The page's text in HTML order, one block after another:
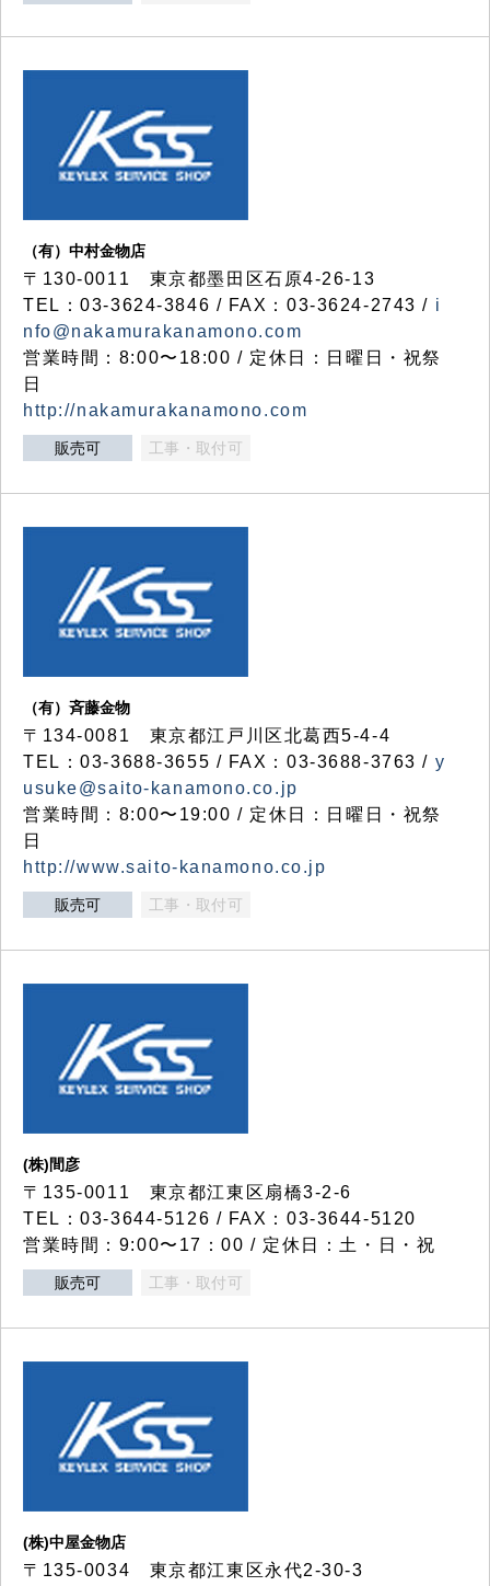
（有）中村金物店
〒130-0011 東京都墨田区石原4-26-13
TEL：03-3624-3846 / FAX：03-3624-2743 / i
nfo@nakamurakanamono.com
営業時間：8:00〜18:00 / 定休日：日曜日・祝祭
日
http://nakamurakanamono.com
販売可 工事・取付可
（有）斉藤金物
〒134-0081 東京都江戸川区北葛西5-4-4
TEL：03-3688-3655 / FAX：03-3688-3763 / y
usuke@saito-kanamono.co.jp
営業時間：8:00〜19:00 / 定休日：日曜日・祝祭
日
http://www.saito-kanamono.co.jp
販売可 工事・取付可
(株)間彦
〒135-0011 東京都江東区扇橋3-2-6
TEL：03-3644-5126 / FAX：03-3644-5120
営業時間：9:00〜17：00 / 定休日：土・日・祝
販売可 工事・取付可
(株)中屋金物店
〒135-0034 東京都江東区永代2-30-3